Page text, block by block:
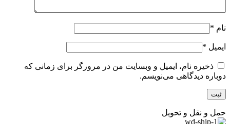
نام *
ایمیل *
ذخیره نام، ایمیل و وبسایت من در مرورگر برای زمانی که
دوباره دیدگاهی می‌نویسم.
حمل و نقل و تحویل